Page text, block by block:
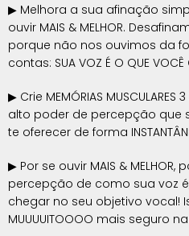
▶ Melhora a sua afinação
ouvir MAIS & MELHOR.
porque não nos ouvimos da
contas: SUA VOZ É O QUE VOCÊ
▶ Crie MEMÓRIAS
alto poder de percepção que
te oferecer de forma
▶ Por se ouvir MAIS &
percepção de como sua voz
chegar no seu objetivo vocal!
MUUUUITOOOO mais seguro